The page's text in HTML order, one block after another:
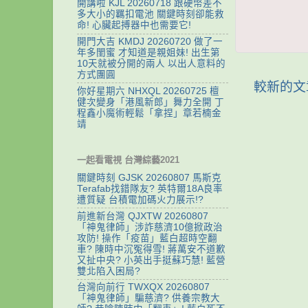
較新的
開講啦 KJL 20260718 跟硬幣差不
多大小的羈扣電池 關鍵時刻卻能救
命! 心臟起搏器中也需要它!
開門大吉 KMDJ 20260720 做了一
年多閨蜜 才知道是親姐妹! 出生第
10天就被分開的兩人 以出人意料的
方式團圓
你好星期六 NHXQL 20260725 檀
健次變身「港風新郎」舞力全開 丁
程鑫小魔術輕鬆「拿捏」章若楠金
靖
一起看電視 台灣綜藝2021
關鍵時刻 GJSK 20260807 馬斯克
Terafab找錯隊友? 英特爾18A良率
遭質疑 台積電加碼火力展示!?
前進新台灣 QJXTW 20260807
「神鬼律師」涉詐慈濟10億掀政治
攻防! 操作「疫苗」藍白超時空翻
車? 陳時中沉冤得雪! 蔣萬安不道歉
又扯中央? 小英出手挺蘇巧慧! 藍營
雙北陷入困局?
台灣向前行 TWXQX 20260807
「神鬼律師」騙慈濟? 供養宗教大